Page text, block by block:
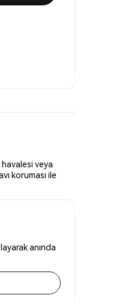
veya
koruması ile
anında